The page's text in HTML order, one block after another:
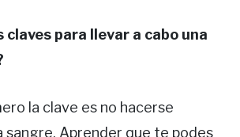
claves para llevar a cabo una
la clave es no hacerse
sangre. Aprender que te podes